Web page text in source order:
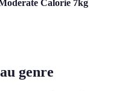
Calorie 7kg
genre